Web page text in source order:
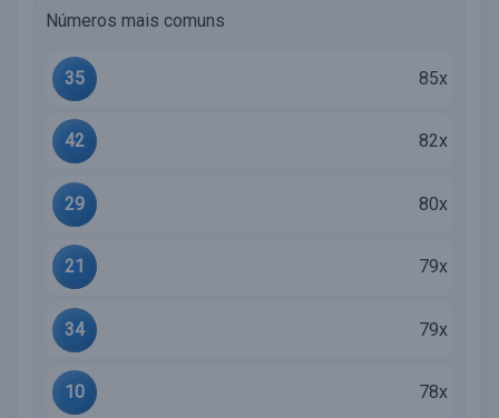
Números mais comuns
35 85x
42 82x
29 80x
21 79x
34 79x
10 78x